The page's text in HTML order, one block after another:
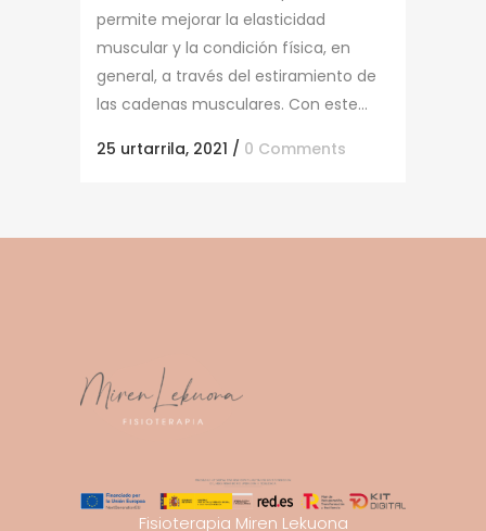
permite mejorar la elasticidad
muscular y la condición física, en
general, a través del estiramiento de
las cadenas musculares. Con este...
25 urtarrila, 2021 / 0 Comments
Fisioterapia Miren Lekuona